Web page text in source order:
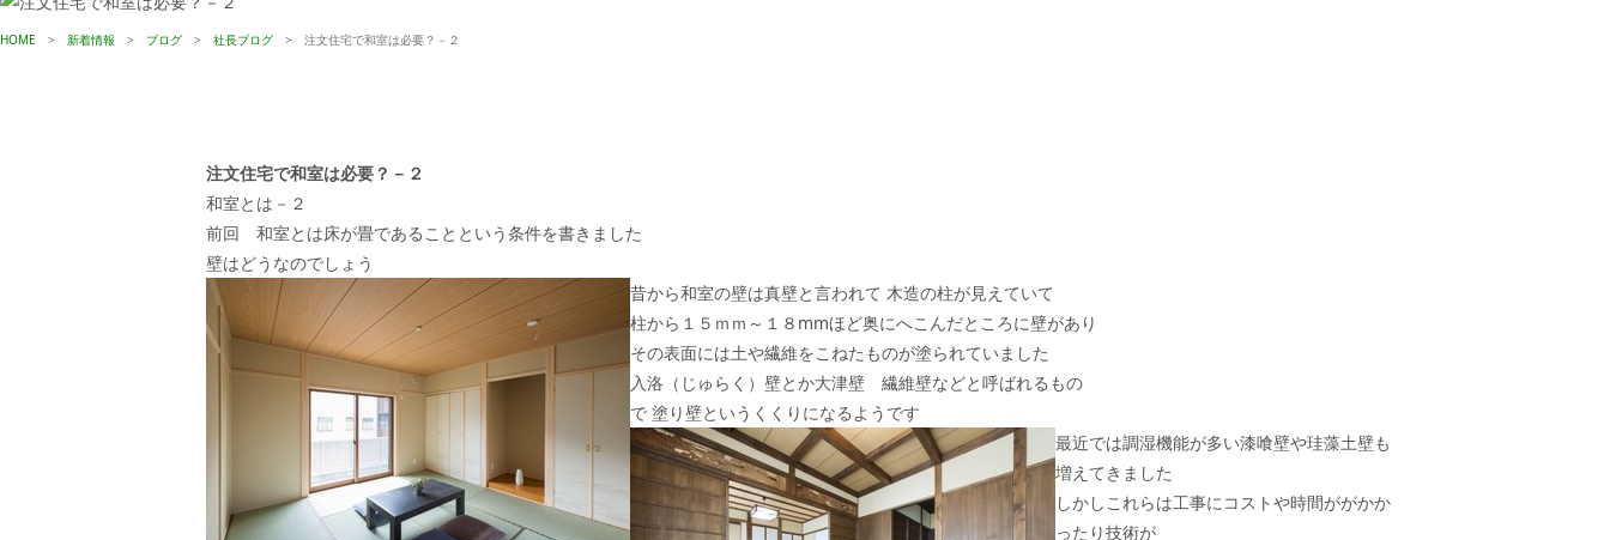
HOME > 新着情報 > ブログ > 社長ブログ > 注文住宅で和室は必要？－２
注文住宅で和室は必要？－２
和室とは－２
前回 和室とは床が畳であることという条件を書きました
壁はどうなのでしょう
昔から和室の壁は真壁と言われて 木造の柱が見えていて
柱から１５ｍｍ～１８mmほど奥にへこんだところに壁があり
その表面には土や繊維をこねたものが塗られていました
入洛（じゅらく）壁とか大津壁 繊維壁などと呼ばれるもの
で 塗り壁というくくりになるようです
最近では調湿機能が多い漆喰壁や珪藻土壁も
増えてきました
しかしこれらは工事にコストや時間ががかか
ったり技術が